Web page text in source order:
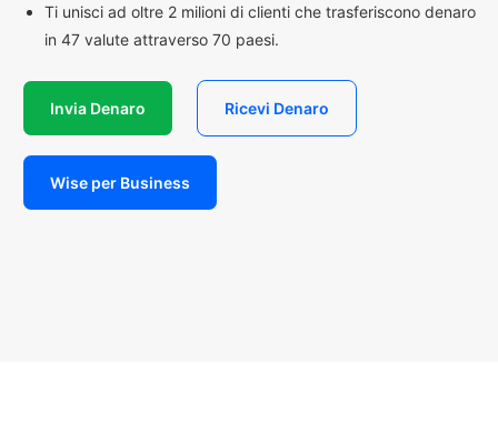
Ti unisci ad oltre 2 milioni di clienti che trasferiscono denaro
in 47 valute attraverso 70 paesi.
Invia Denaro Ricevi Denaro
Wise per Business